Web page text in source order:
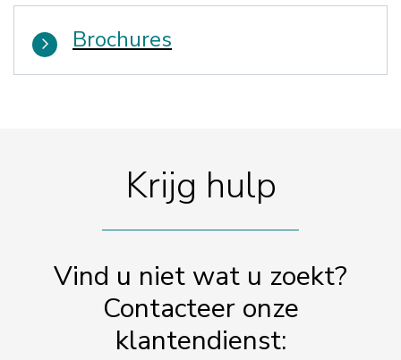
Brochures
Krijg hulp
Vind u niet wat u zoekt?
Contacteer onze
klantendienst: